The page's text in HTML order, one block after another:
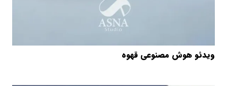
ویدئو هوش مصنوعی قهوه